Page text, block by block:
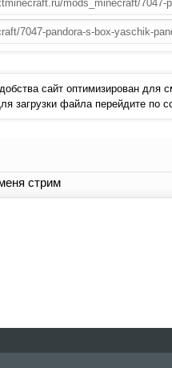
сайт оптимизирован для
загрузки файла перейдите по
стрим